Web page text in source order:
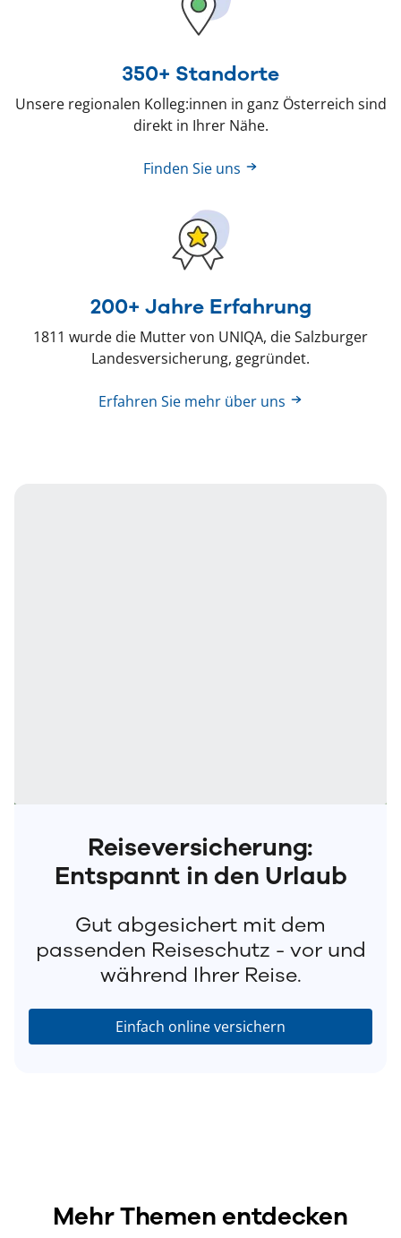
350+ Standorte
Unsere regionalen Kolleg:innen in ganz Österreich sind
direkt in Ihrer Nähe.
Finden Sie uns
200+ Jahre Erfahrung
1811 wurde die Mutter von UNIQA, die Salzburger
Landesversicherung, gegründet.
Erfahren Sie mehr über uns
Reiseversicherung:
Entspannt in den Urlaub
Gut abgesichert mit dem
passenden Reiseschutz - vor und
während Ihrer Reise.
Einfach online versichern
Mehr Themen entdecken